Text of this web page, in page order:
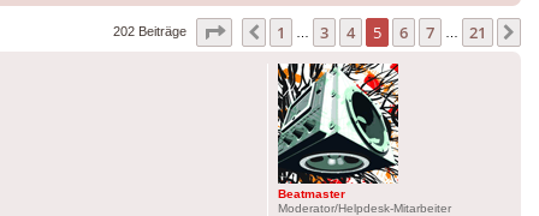
202 Beiträge Seite von 21
Vorherige
1 3 4 5 6 7 21
Beatmaster
Moderator/Helpdesk-Mitarbeiter